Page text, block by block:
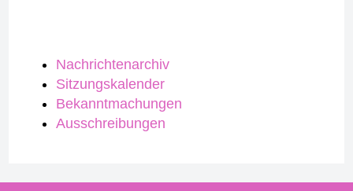
Nachrichtenarchiv
Sitzungskalender
Bekanntmachungen
Ausschreibungen